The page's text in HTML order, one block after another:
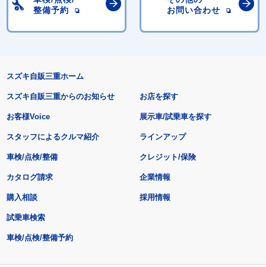
整備予約
お問い合わせ
スズキ自販三重ホーム
スズキ自販三重からのお知らせ
お客様Voice
スタッフによるクルマ紹介
お店を探す
展示車/試乗車を探す
ラインアップ
車検/点検/整備 クレジット/保険
カタログ請求
購入相談
試乗車検索
車検/点検/整備予約
企業情報
採用情報